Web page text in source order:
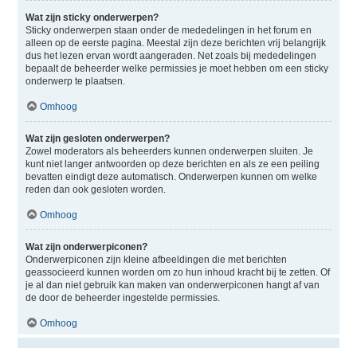
Wat zijn sticky onderwerpen?
Sticky onderwerpen staan onder de mededelingen in het forum en
alleen op de eerste pagina. Meestal zijn deze berichten vrij belangrijk
dus het lezen ervan wordt aangeraden. Net zoals bij mededelingen
bepaalt de beheerder welke permissies je moet hebben om een sticky
onderwerp te plaatsen.
Omhoog
Wat zijn gesloten onderwerpen?
Zowel moderators als beheerders kunnen onderwerpen sluiten. Je
kunt niet langer antwoorden op deze berichten en als ze een peiling
bevatten eindigt deze automatisch. Onderwerpen kunnen om welke
reden dan ook gesloten worden.
Omhoog
Wat zijn onderwerpiconen?
Onderwerpiconen zijn kleine afbeeldingen die met berichten
geassocieerd kunnen worden om zo hun inhoud kracht bij te zetten. Of
je al dan niet gebruik kan maken van onderwerpiconen hangt af van
de door de beheerder ingestelde permissies.
Omhoog